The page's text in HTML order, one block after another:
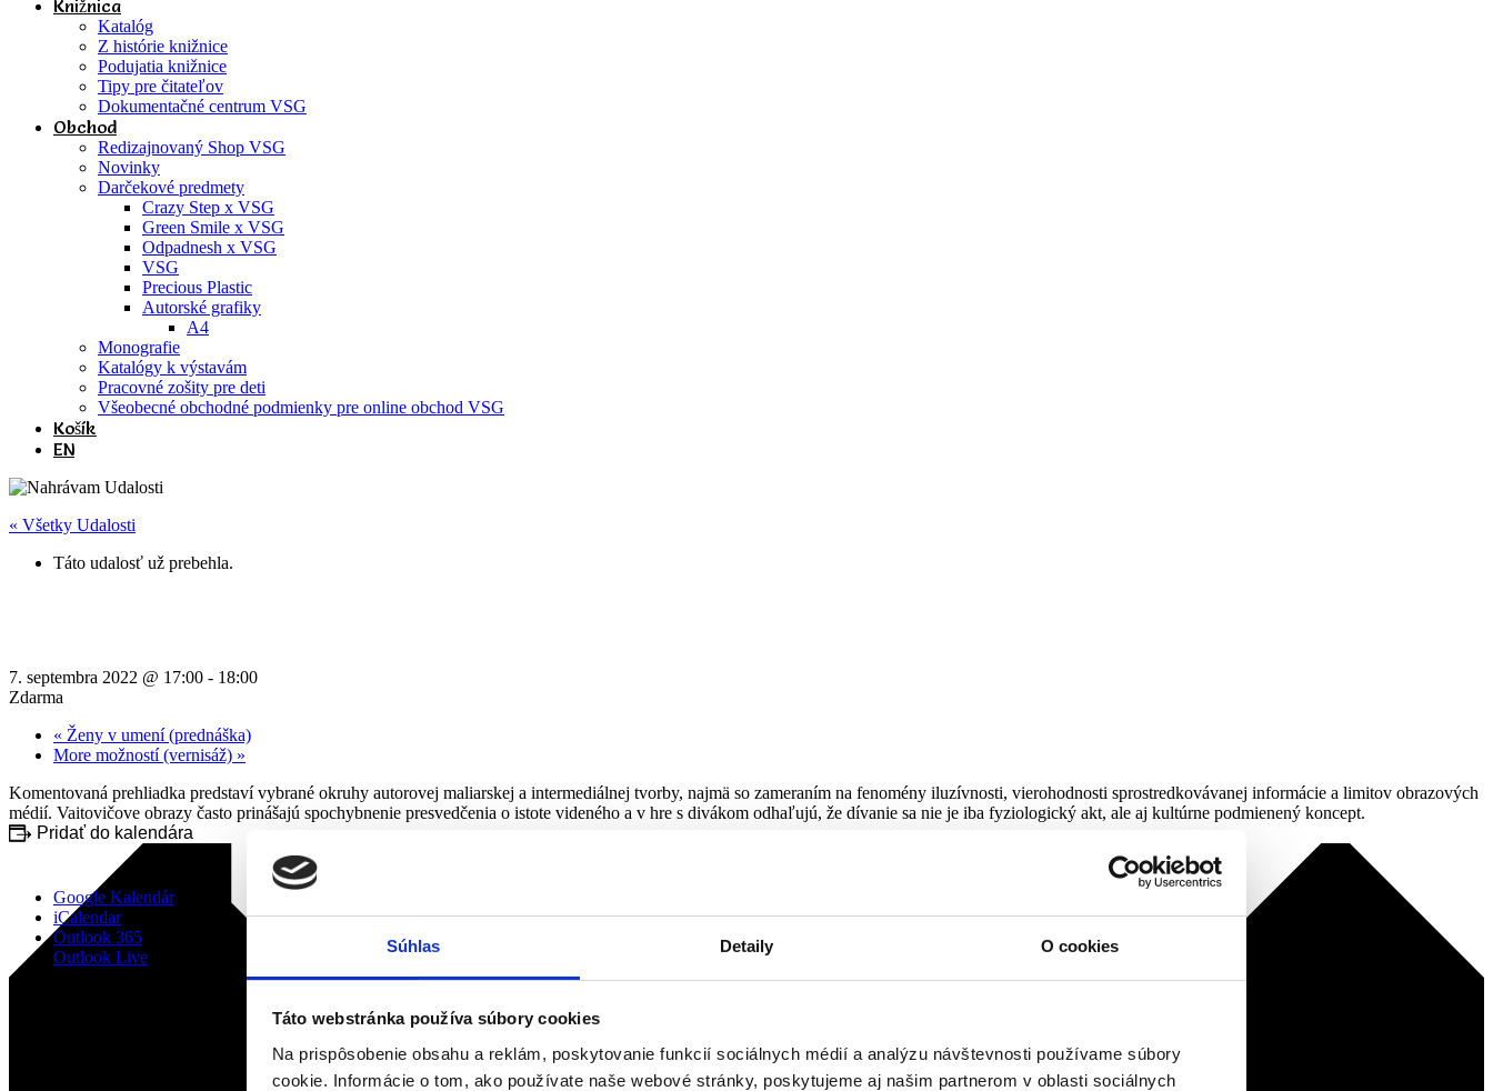
Súhlas Detaily O cookies
Táto webstránka používa súbory cookies
Na prispôsobenie obsahu a reklám, poskytovanie funkcií sociálnych médií a analýzu návštevnosti používame súbory
cookie. Informácie o tom, ako používate naše webové stránky, poskytujeme aj našim partnerom v oblasti sociálnych
Knižnica
Katalóg
Z histórie knižnice
Podujatia knižnice
Tipy pre čitateľov
Dokumentačné centrum VSG
Obchod
Redizajnovaný Shop VSG
Novinky
Darčekové predmety
Crazy Step x VSG
Green Smile x VSG
Odpadnesh x VSG
VSG
Precious Plastic
Autorské grafiky
A4
Monografie
Katalógy k výstavám
Pracovné zošity pre deti
Všeobecné obchodné podmienky pre online obchod VSG
Košík
EN
« Všetky Udalosti
Táto udalosť už prebehla.
7. septembra 2022 @ 17:00 - 18:00
Zdarma
« Ženy v umení (prednáška)
More možností (vernisáž) »
Komentovaná prehliadka predstaví vybrané okruhy autorovej maliarskej a intermediálnej tvorby, najmä so zameraním na fenomény iluzívnosti, vierohodnosti sprostredkovávanej informácie a limitov obrazových
médií. Vaitovičove obrazy často prinášajú spochybnenie presvedčenia o istote videného a v hre s divákom odhaľujú, že dívanie sa nie je iba fyziologický akt, ale aj kultúrne podmienený koncept.
Pridať do kalendára
Google Kalendár
iCalendar
Outlook 365
Outlook Live